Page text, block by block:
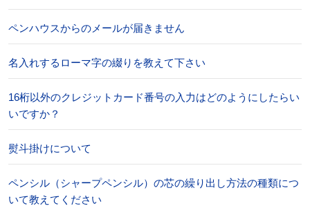
ペンハウスからのメールが届きません
名入れするローマ字の綴りを教えて下さい
16桁以外のクレジットカード番号の入力はどのようにしたらい
いですか？
熨斗掛けについて
ペンシル（シャープペンシル）の芯の繰り出し方法の種類につ
いて教えてください